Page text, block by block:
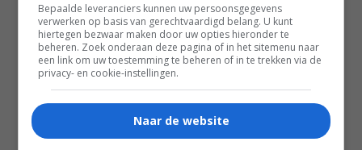
Bepaalde leveranciers kunnen uw persoonsgegevens
verwerken op basis van gerechtvaardigd belang. U kunt
hiertegen bezwaar maken door uw opties hieronder te
beheren. Zoek onderaan deze pagina of in het sitemenu naar
een link om uw toestemming te beheren of in te trekken via de
privacy- en cookie-instellingen.
Naar de website